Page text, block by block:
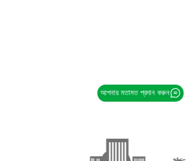
আপনার মতামত প্রদান করুন